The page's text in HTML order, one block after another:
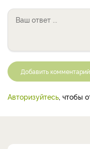
Добавить комментарий
Авторизуйтесь , чтобы